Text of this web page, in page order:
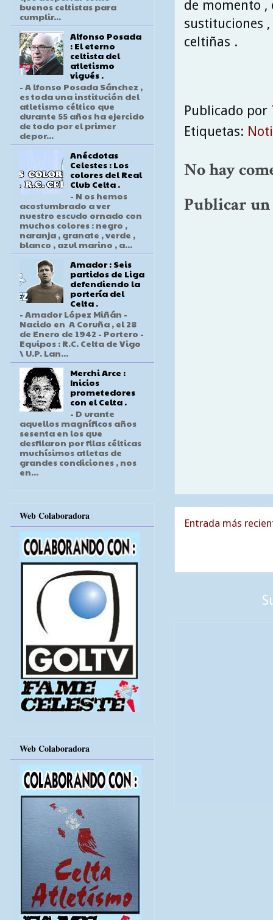
de momento ,
sustituciones
celtiñas .
Publicado por
Etiquetas:
No hay
Publicar
Entrada más
buenos celtistas para
cumplir...
Alfonso Posada
: El eterno
celtista del
atletismo
vigués .
- A lfonso Posada Sánchez ,
es toda una institución del
atletismo céltico que
durante 55 años ha ejercido
de todo por el primer
depor...
Anécdotas
Celestes : Los
colores del Real
Club Celta .
- N os hemos
acostumbrado a ver
nuestro escudo ornado con
muchos colores : negro ,
naranja , granate , verde ,
blanco , azul marino , a...
Amador : Seis
partidos de Liga
defendiendo la
portería del
Celta .
- Amador López Miñán -
Nacido en A Coruña , el 28
de Enero de 1942 - Portero -
Equipos : R.C. Celta de Vigo
\ U.P. Lan...
Merchi Arce :
Inicios
prometedores
con el Celta .
- D urante
aquellos magníficos años
sesenta en los que
desfilaron por filas célticas
muchísimos atletas de
grandes condiciones , nos
en...
Web Colaboradora
Web Colaboradora